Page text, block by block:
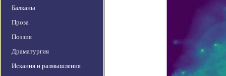
Балканы
Проза
Поэзия
Драматургия
Искания и размышления